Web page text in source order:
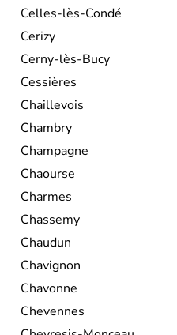
Celles-lès-Condé
Cerizy
Cerny-lès-Bucy
Cessières
Chaillevois
Chambry
Champagne
Chaourse
Charmes
Chassemy
Chaudun
Chavignon
Chavonne
Chevennes